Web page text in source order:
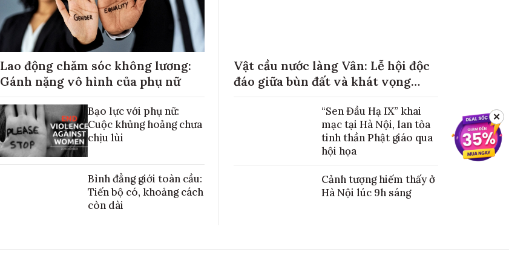
Lao động chăm sóc không lương:
Gánh nặng vô hình của phụ nữ
Bạo lực với phụ nữ:
Cuộc khủng hoảng chưa
chịu lùi
Bình đẳng giới toàn cầu:
Tiến bộ có, khoảng cách
còn dài
Vật cầu nước làng Vân: Lễ hội độc
đáo giữa bùn đất và khát vọng
“Sen Đầu Hạ IX” khai
mạc tại Hà Nội, lan tỏa
tinh thần Phật giáo qua
hội họa
Cảnh tượng hiếm thấy ở
Hà Nội lúc 9h sáng
✕